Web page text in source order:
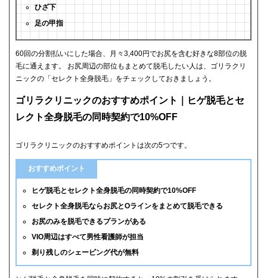
ひざ下
足の甲指
60回の分割払いにした場合、月々3,400円でお尻を含む好きな8部位の脱
毛に通えます。 お尻周辺の部位もまとめて脱毛したい人は、ゴリラクリ
ニックの「セレクト全身脱毛」をチェックしておきましょう。
ゴリラクリニックのおすすめポイント｜ヒゲ脱毛とセ
レクト全身脱毛の同時契約で10%OFF
ゴリラクリニックのおすすめポイントは次の5つです。
おすすめポイント
ヒゲ脱毛とセレクト全身脱毛の同時契約で10%OFF
セレクト全身脱毛ならお尻とOラインをまとめて脱毛できる
お尻のみを脱毛できるプランがある
VIO周辺はすべて男性看護師が担当
剃り残しのシェービング代が無料